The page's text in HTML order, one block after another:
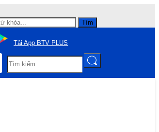
Tìm
Tải App BTV PLUS